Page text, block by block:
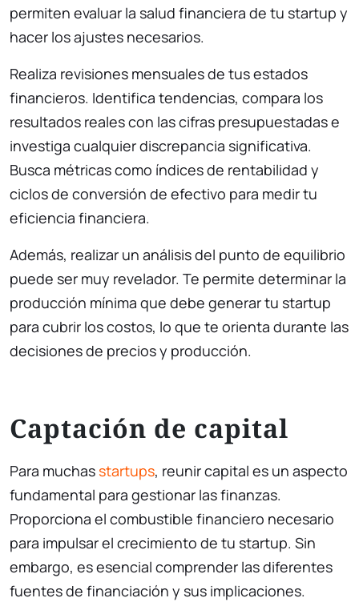
permiten evaluar la salud financiera de tu startup y
hacer los ajustes necesarios.
Realiza revisiones mensuales de tus estados
financieros. Identifica tendencias, compara los
resultados reales con las cifras presupuestadas e
investiga cualquier discrepancia significativa.
Busca métricas como índices de rentabilidad y
ciclos de conversión de efectivo para medir tu
eficiencia financiera.
Además, realizar un análisis del punto de equilibrio
puede ser muy revelador. Te permite determinar la
producción mínima que debe generar tu startup
para cubrir los costos, lo que te orienta durante las
decisiones de precios y producción.
Captación de capital
Para muchasstartups, reunir capital es un aspecto
fundamental para gestionar las finanzas.
Proporciona el combustible financiero necesario
para impulsar el crecimiento de tu startup. Sin
embargo, es esencial comprender las diferentes
fuentes de financiación y sus implicaciones.